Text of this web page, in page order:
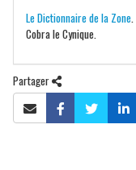
Le Dictionnaire de la Zone
Cobra le Cynique.
Partager